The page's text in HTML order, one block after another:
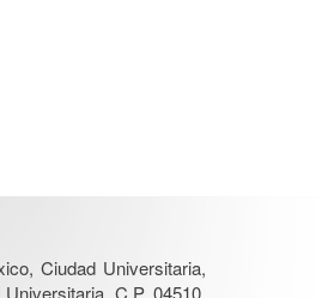
Ciudad Universitaria,